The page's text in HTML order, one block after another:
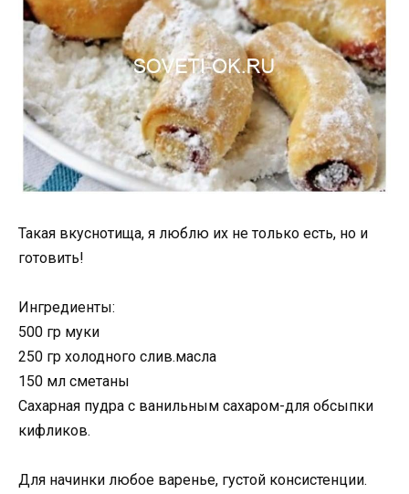
Такая вкуснотища, я люблю их не только есть, но и
готовить!
Ингредиенты:
500 гр муки
250 гр холодного слив.масла
150 мл сметаны
Сахарная пудра с ванильным сахаром-для обсыпки
кифликов.
Для начинки любое варенье, густой консистенции.